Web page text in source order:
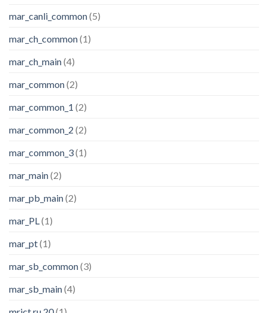
mar_canli_common(5)
mar_ch_common(1)
mar_ch_main(4)
mar_common(2)
mar_common_1 (2)
mar_common_2 (2)
mar_common_3(1)
mar_main(2)
mar_pb_main(2)
mar_PL(1)
mar_pt(1)
mar_sb_common(3)
mar_sb_main(4)